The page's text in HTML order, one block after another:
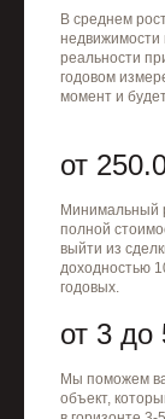
В среднем
реальности
годовом
момент и
от
Минимальный
полной
выйти из
доходностью
годовых.
от 3 до
Мы поможем
объект,